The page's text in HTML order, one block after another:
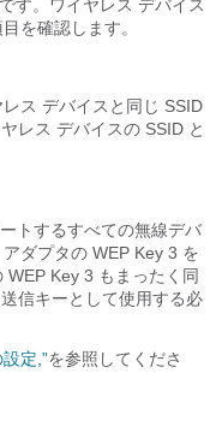
す。ワイヤレス デバイス
を確認します。
ス デバイスと同じ SSID
レス デバイスの SSID と
トするすべての無線デバ
ダプタの WEP Key 3 を
Key 3 もまったく同
信キーとして使用する必
定,”を参照してくださ